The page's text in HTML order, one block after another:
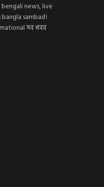
news, live
sambad।
সব খবর